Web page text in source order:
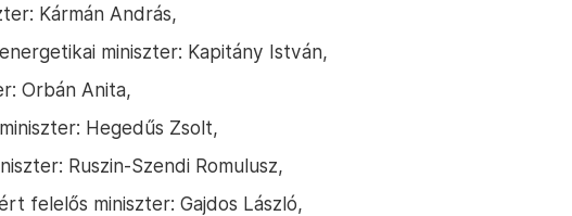
Kármán András,
miniszter: Kapitány István,
Orbán Anita,
Hegedűs Zsolt,
Ruszin-Szendi Romulusz,
felelős miniszter: Gajdos László,